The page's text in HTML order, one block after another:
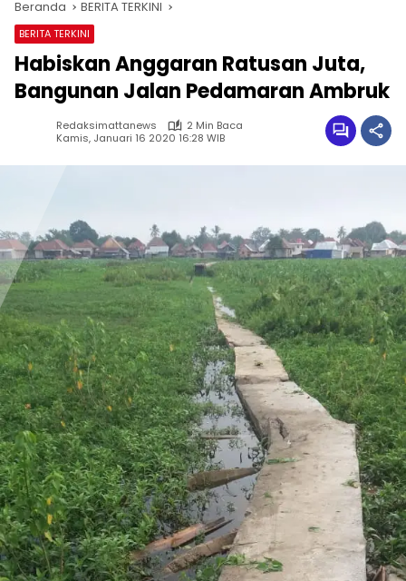
Beranda BERITA TERKINI
BERITA TERKINI
Habiskan Anggaran Ratusan Juta,
Bangunan Jalan Pedamaran Ambruk
Redaksimattanews
2 Min Baca
Kamis, Januari 16 2020 16:28 WIB